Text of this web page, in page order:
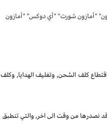
"أمازون شورت" "أي دوكس" "أمازون
كلف الشحن, وتغليف الهدايا, وكلف
قد نصدرها من وقت الى اخر, والتي تنطبق